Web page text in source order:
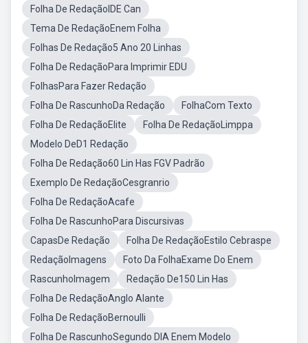
Folha De RedaçãoIDE Can
Tema De RedaçãoEnem Folha
Folhas De Redação5 Ano 20 Linhas
Folha De RedaçãoPara Imprimir EDU
FolhasPara Fazer Redação
Folha De RascunhoDa Redação
FolhaCom Texto
Folha De RedaçãoElite
Folha De RedaçãoLimppa
Modelo DeD1 Redação
Folha De Redação60 Lin Has FGV Padrão
Exemplo De RedaçãoCesgranrio
Folha De RedaçãoAcafe
Folha De RascunhoPara Discursivas
CapasDe Redação
Folha De RedaçãoEstilo Cebraspe
RedaçãoImagens
Foto Da FolhaExame Do Enem
RascunhoImagem
Redação De150 Lin Has
Folha De RedaçãoAnglo Alante
Folha De RedaçãoBernoulli
Folha De RascunhoSegundo DIA Enem Modelo